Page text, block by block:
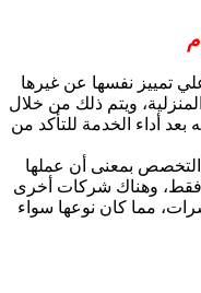
تمييز نفسها عن غيرها
ويتم ذلك من خلال
أداء الخدمة للتأكد من
بمعنى أن عملها
فقط، وهناك شركات أخرى
مما كان نوعها سواء